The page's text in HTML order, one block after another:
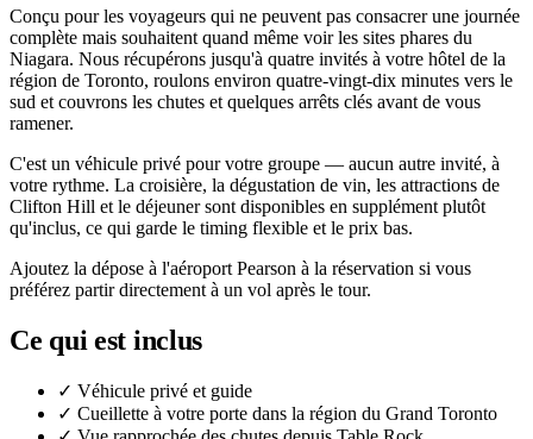
Conçu pour les voyageurs qui ne peuvent pas consacrer une journée
complète mais souhaitent quand même voir les sites phares du
Niagara. Nous récupérons jusqu'à quatre invités à votre hôtel de la
région de Toronto, roulons environ quatre-vingt-dix minutes vers le
sud et couvrons les chutes et quelques arrêts clés avant de vous
ramener.
C'est un véhicule privé pour votre groupe — aucun autre invité, à
votre rythme. La croisière, la dégustation de vin, les attractions de
Clifton Hill et le déjeuner sont disponibles en supplément plutôt
qu'inclus, ce qui garde le timing flexible et le prix bas.
Ajoutez la dépose à l'aéroport Pearson à la réservation si vous
préférez partir directement à un vol après le tour.
Ce qui est inclus
✓ Véhicule privé et guide
✓ Cueillette à votre porte dans la région du Grand Toronto